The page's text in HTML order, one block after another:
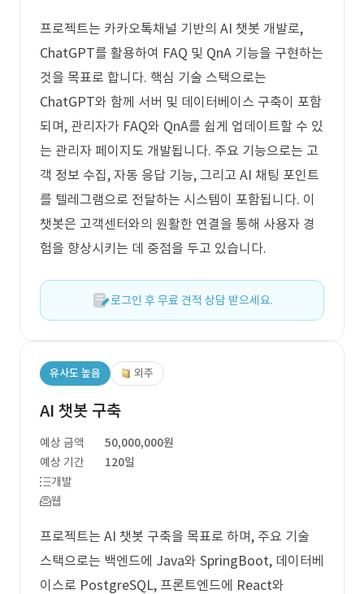
프로젝트는 카카오톡채널 기반의 AI 챗봇 개발로,
ChatGPT를 활용하여 FAQ 및 QnA 기능을 구현하는
것을 목표로 합니다. 핵심 기술 스택으로는
ChatGPT와 함께 서버 및 데이터베이스 구축이 포함
되며, 관리자가 FAQ와 QnA를 쉽게 업데이트할 수 있
는 관리자 페이지도 개발됩니다. 주요 기능으로는 고
객 정보 수집, 자동 응답 기능, 그리고 AI 채팅 포인트
를 텔레그램으로 전달하는 시스템이 포함됩니다. 이
챗봇은 고객센터와의 원활한 연결을 통해 사용자 경
험을 향상시키는 데 중점을 두고 있습니다.
로그인 후 무료 견적 상담 받으세요.
유사도 높음 외주
AI 챗봇 구축
예상 금액
50,000,000원
예상 기간
120일
개발
웹
프로젝트는 AI 챗봇 구축을 목표로 하며, 주요 기술
스택으로는 백엔드에 Java와 SpringBoot, 데이터베
이스로 PostgreSQL, 프론트엔드에 React와